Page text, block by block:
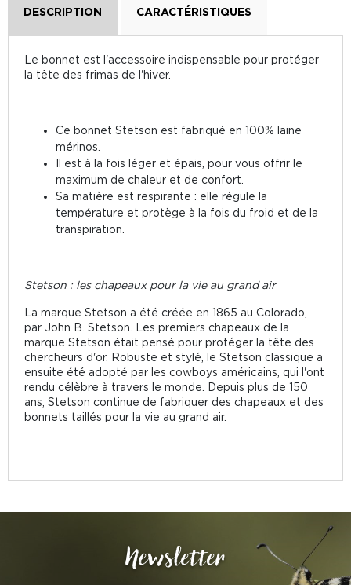
DESCRIPTION CARACTÉRISTIQUES
Le bonnet est l'accessoire indispensable pour protéger
la tête des frimas de l'hiver.
Ce bonnet Stetson est fabriqué en 100% laine
mérinos.
Il est à la fois léger et épais, pour vous offrir le
maximum de chaleur et de confort.
Sa matière est respirante : elle régule la
température et protège à la fois du froid et de la
transpiration.
Stetson : les chapeaux pour la vie au grand air
La marque Stetson a été créée en 1865 au Colorado,
par John B. Stetson. Les premiers chapeaux de la
marque Stetson était pensé pour protéger la tête des
chercheurs d'or. Robuste et stylé, le Stetson classique a
ensuite été adopté par les cowboys américains, qui l'ont
rendu célèbre à travers le monde. Depuis plus de 150
ans, Stetson continue de fabriquer des chapeaux et des
bonnets taillés pour la vie au grand air.
Newsletter